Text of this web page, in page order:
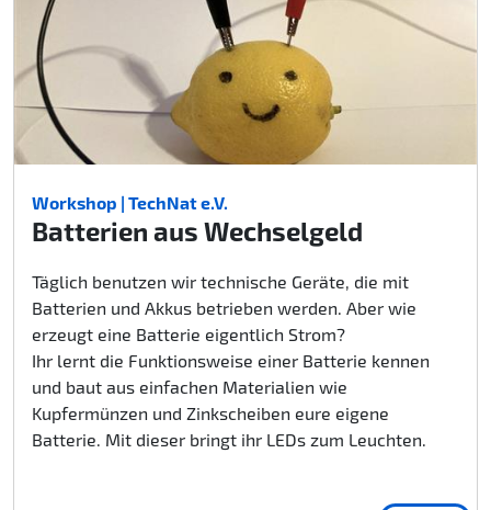
Workshop | TechNat e.V.
Batterien aus Wechselgeld
Täglich benutzen wir technische Geräte, die mit
Batterien und Akkus betrieben werden. Aber wie
erzeugt eine Batterie eigentlich Strom?
Ihr lernt die Funktionsweise einer Batterie kennen
und baut aus einfachen Materialien wie
Kupfermünzen und Zinkscheiben eure eigene
Batterie. Mit dieser bringt ihr LEDs zum Leuchten.